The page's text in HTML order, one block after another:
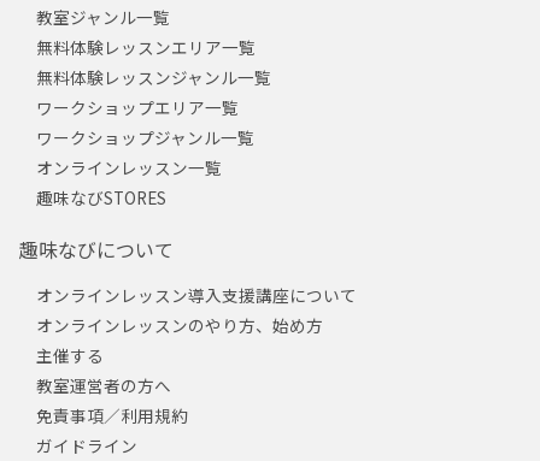
教室ジャンル一覧
無料体験レッスンエリア一覧
無料体験レッスンジャンル一覧
ワークショップエリア一覧
ワークショップジャンル一覧
オンラインレッスン一覧
趣味なびSTORES
趣味なびについて
オンラインレッスン導入支援講座について
オンラインレッスンのやり方、始め方
主催する
教室運営者の方へ
免責事項／利用規約
ガイドライン